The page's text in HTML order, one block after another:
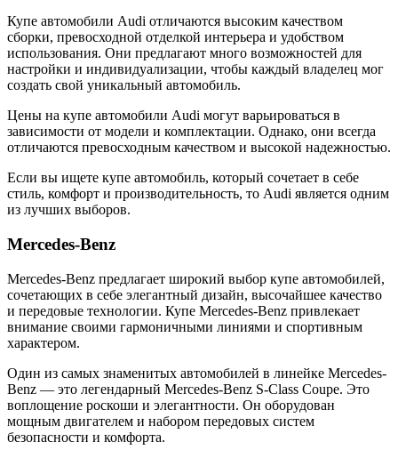
Купе автомобили Audi отличаются высоким качеством
сборки, превосходной отделкой интерьера и удобством
использования. Они предлагают много возможностей для
настройки и индивидуализации, чтобы каждый владелец мог
создать свой уникальный автомобиль.
Цены на купе автомобили Audi могут варьироваться в
зависимости от модели и комплектации. Однако, они всегда
отличаются превосходным качеством и высокой надежностью.
Если вы ищете купе автомобиль, который сочетает в себе
стиль, комфорт и производительность, то Audi является одним
из лучших выборов.
Mercedes-Benz
Mercedes-Benz предлагает широкий выбор купе автомобилей,
сочетающих в себе элегантный дизайн, высочайшее качество
и передовые технологии. Купе Mercedes-Benz привлекает
внимание своими гармоничными линиями и спортивным
характером.
Один из самых знаменитых автомобилей в линейке Mercedes-
Benz — это легендарный Mercedes-Benz S-Class Coupe. Это
воплощение роскоши и элегантности. Он оборудован
мощным двигателем и набором передовых систем
безопасности и комфорта.